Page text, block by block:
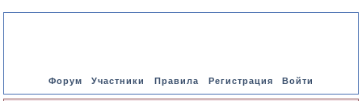
Форум Участники Правила Регистрация Войти